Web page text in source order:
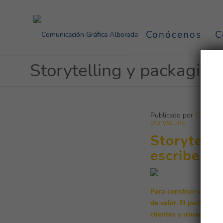
Conócenos
Storytelling y packaging
Publicado por
storytelling
escribe
Para construir una
de valor. El
clientes y usuarios